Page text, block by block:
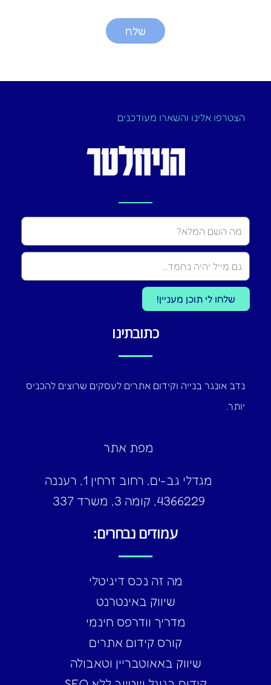
שלח
עמודים נבחרים:
מה זה נכס דיגיטלי
שיווק באינטרנט
מדריך וודרפס חינמי
קורס קידום אתרים
שיווק באאוטבריין וטאבולה
כתובתינו
נדב אונגר בנייה וקידום אתרים לעסקים שרוצים להכניס
יותר.
מפת אתר
מגדלי גב-ים, רחוב זרחין 1, רעננה
4366229, קומה 3, משרד 337
הצטרפו אלינו והשארו מעודכנים
הניוזלטר
Name
שלחו לי תוכן מעניין!